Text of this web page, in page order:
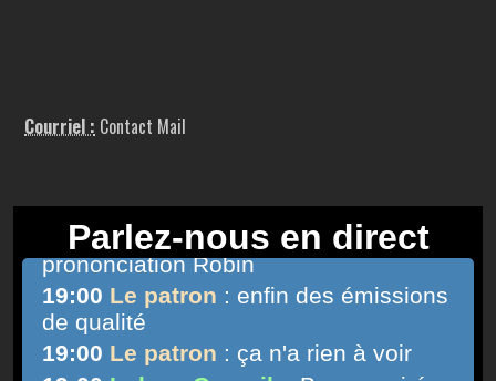
Courriel : Contact Mail